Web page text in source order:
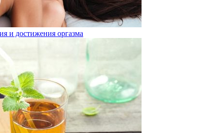
и достижения оргазма